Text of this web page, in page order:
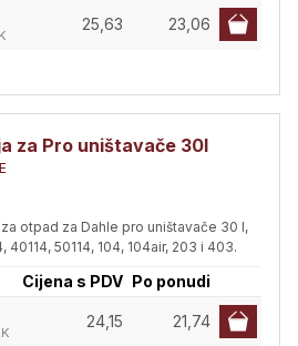
25,63 23,06
za Pro uništavače 30l
za otpad za Dahle pro uništavače 30 l,
40114, 50114, 104, 104air, 203 i 403.
Cijena s PDV Po ponudi
24,15 21,74